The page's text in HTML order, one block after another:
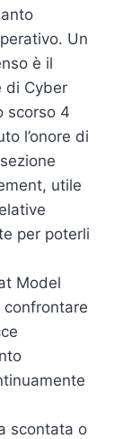
Un
è il
di Cyber
scorso 4
l’onore di
utile
per poterli
Model
scontata o